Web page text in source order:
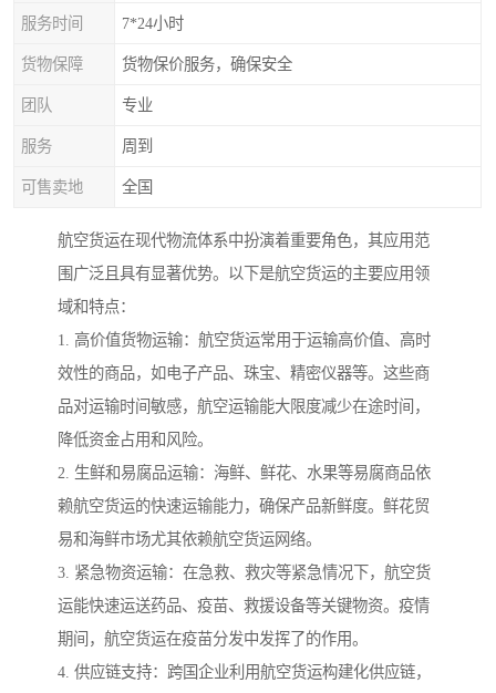
服务时间 7*24小时
货物保障 货物保价服务，确保安全
团队 专业
服务 周到
可售卖地 全国
航空货运在现代物流体系中扮演着重要角色，其应用范
围广泛且具有显著优势。以下是航空货运的主要应用领
域和特点：
1. 高价值货物运输：航空货运常用于运输高价值、高时
效性的商品，如电子产品、珠宝、精密仪器等。这些商
品对运输时间敏感，航空运输能大限度减少在途时间，
降低资金占用和风险。
2. 生鲜和易腐品运输：海鲜、鲜花、水果等易腐商品依
赖航空货运的快速运输能力，确保产品新鲜度。鲜花贸
易和海鲜市场尤其依赖航空货运网络。
3. 紧急物资运输：在急救、救灾等紧急情况下，航空货
运能快速运送药品、疫苗、救援设备等关键物资。疫情
期间，航空货运在疫苗分发中发挥了的作用。
4. 供应链支持：跨国企业利用航空货运构建化供应链，